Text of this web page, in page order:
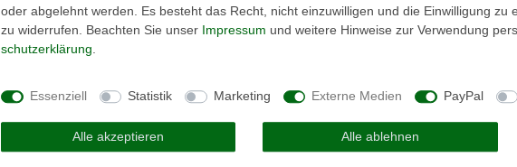
0
0
0
Melden Sie sich an, um eine
Anmelden
oder abgelehnt werden. Es besteht das Recht, nicht einzuwilligen und die Einwilligung
zu widerrufen. Beachten Sie unser Impressum und weitere Hinweise zur Verwendung
schutz­erklärung
Essenziell Statistik Marketing Externe Medien PayPal
Alle akzeptieren Alle ablehnen